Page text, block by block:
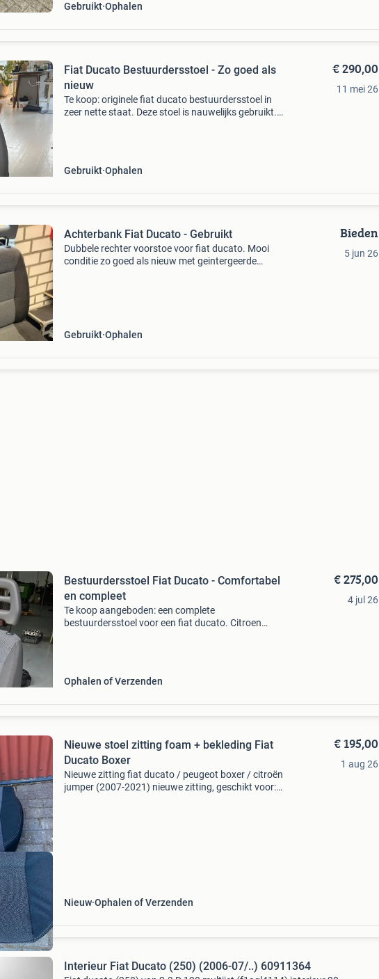
Gebruikt Ophalen
Fiat Ducato Bestuurdersstoel - Zo goed als
nieuw
Te koop: originele fiat ducato bestuurdersstoel in
zeer nette staat. Deze stoel is nauwelijks gebruikt.
Gebruikt Ophalen
€ 290,00
11 mei 26
Achterbank Fiat Ducato - Gebruikt
Dubbele rechter voorstoe voor fiat ducato. Mooi
conditie zo goed als nieuw met geintergeerde
Gebruikt Ophalen
Bieden
5 jun 26
Bestuurdersstoel Fiat Ducato - Comfortabel
en compleet
Te koop aangeboden: een complete
bestuurdersstoel voor een fiat ducato. Citroen
Ophalen of Verzenden
€ 275,00
4 jul 26
Nieuwe stoel zitting foam + bekleding Fiat
Ducato Boxer
Nieuwe zitting fiat ducato / peugeot boxer / citroën
jumper (2007-2021) nieuwe zitting, geschikt voor:
Nieuw Ophalen of Verzenden
€ 195,00
1 aug 26
Interieur Fiat Ducato (250) (2006-07/..) 60911364